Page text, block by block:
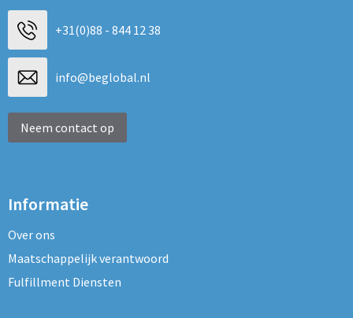
+31(0)88 - 844 12 38
info@beglobal.nl
Neem contact op
Informatie
Over ons
Maatschappelijk verantwoord
Fulfillment Diensten